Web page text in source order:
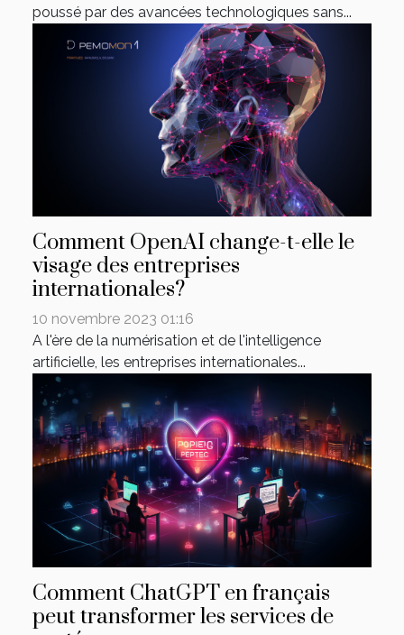
poussé par des avancées technologiques sans...
Comment OpenAI change-t-elle le
visage des entreprises
internationales?
10 novembre 2023 01:16
A l'ère de la numérisation et de l'intelligence
artificielle, les entreprises internationales...
Comment ChatGPT en français
peut transformer les services de